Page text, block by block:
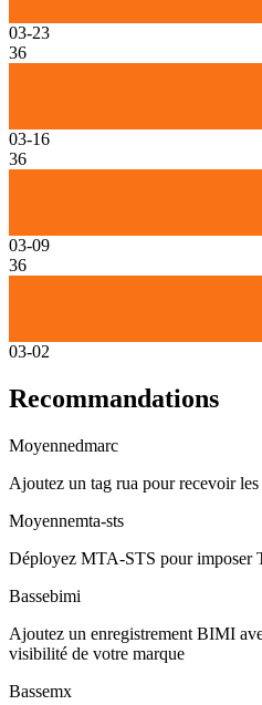
03-23
36
03-16
36
03-09
36
03-02
Recommandations
Moyennedmarc
Ajoutez un tag rua pour recevoir
Moyennemta-sts
Déployez MTA-STS pour imposer
Bassebimi
Ajoutez un enregistrement BIMI
visibilité de votre marque
Bassemx